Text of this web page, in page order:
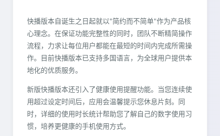
快播版本自诞生之日起就以"简约而不简单"作为产品核
心理念。在保证功能完整性的同时，团队不断精简操作
流程，力求让每位用户都能在最短的时间内完成所需操
作。目前快播版本已支持多国语言，为全球用户提供本
地化的优质服务。
新版快播版本还引入了健康使用提醒功能。当您连续使
用超过设定时间后，应用会温馨提示您休息片刻。同
时，详细的使用时长统计帮助您了解自己的数字使用习
惯，培养更健康的手机使用方式。